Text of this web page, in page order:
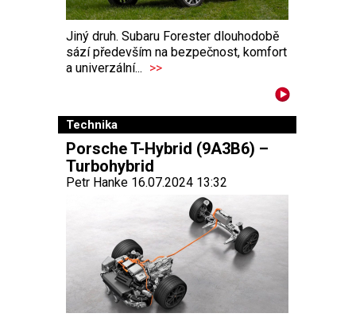
Jiný druh. Subaru Forester dlouhodobě
sází především na bezpečnost, komfort
a univerzální... >>
Technika
Porsche T-Hybrid (9A3B6) –
Turbohybrid
Petr Hanke 16.07.2024 13:32